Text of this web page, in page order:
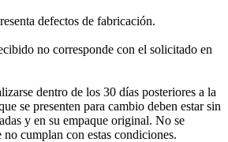
defectos de fabricación.
no corresponde con el solicitado en
dentro de los 30 días posteriores a la
se presenten para cambio deben estar sin
y en su empaque original. No se
no cumplan con estas condiciones.